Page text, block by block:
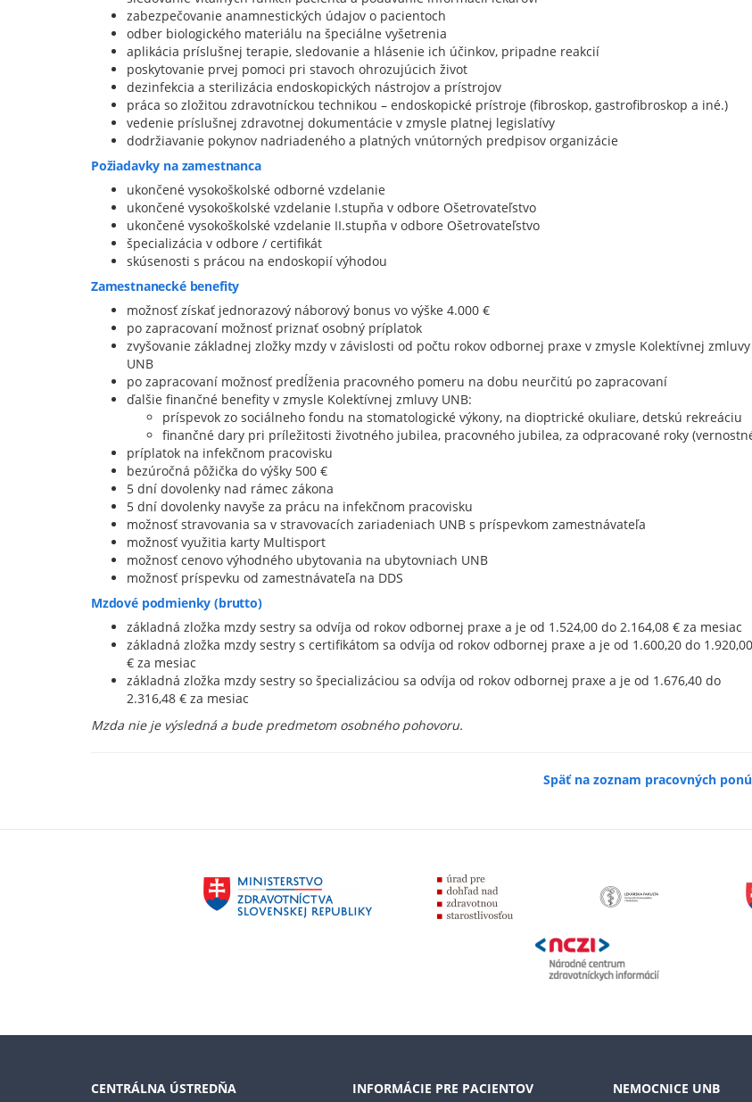
zabezpečovanie anamnestických údajov o pacientoch
odber biologického materiálu na špeciálne vyšetrenia
aplikácia príslušnej terapie, sledovanie a hlásenie ich účinkov, pripadne reakcií
poskytovanie prvej pomoci pri stavoch ohrozujúcich život
dezinfekcia a sterilizácia endoskopických nástrojov a prístrojov
práca so zložitou zdravotníckou technikou – endoskopické prístroje (fibroskop, gastrofibroskop a iné.)
vedenie príslušnej zdravotnej dokumentácie v zmysle platnej legislatívy
dodržiavanie pokynov nadriadeného a platných vnútorných predpisov organizácie
Požiadavky na zamestnanca
ukončené vysokoškolské odborné vzdelanie
ukončené vysokoškolské vzdelanie I.stupňa v odbore Ošetrovateľstvo
ukončené vysokoškolské vzdelanie II.stupňa v odbore Ošetrovateľstvo
špecializácia v odbore / certifikát
skúsenosti s prácou na endoskopií výhodou
Zamestnanecké benefity
možnosť získať jednorazový náborový bonus vo výške 4.000 €
po zapracovaní možnosť priznať osobný príplatok
zvyšovanie základnej zložky mzdy v závislosti od počtu rokov odbornej praxe v zmysle Kolektívnej zmluvy
UNB
po zapracovaní možnosť predĺženia pracovného pomeru na dobu neurčitú po zapracovaní
ďalšie finančné benefity v zmysle Kolektívnej zmluvy UNB:
príspevok zo sociálneho fondu na stomatologické výkony, na dioptrické okuliare, detskú rekreáciu
finančné dary pri príležitosti životného jubilea, pracovného jubilea, za odpracované roky
príplatok na infekčnom pracovisku
bezúročná pôžička do výšky 500 €
5 dní dovolenky nad rámec zákona
5 dní dovolenky navyše za prácu na infekčnom pracovisku
možnosť stravovania sa v stravovacích zariadeniach UNB s príspevkom zamestnávateľa
možnosť využitia karty Multisport
možnosť cenovo výhodného ubytovania na ubytovniach UNB
možnosť príspevku od zamestnávateľa na DDS
Mzdové podmienky (brutto)
základná zložka mzdy sestry sa odvíja od rokov odbornej praxe a je od 1.524,00 do 2.164,08 € za mesiac
základná zložka mzdy sestry s certifikátom sa odvíja od rokov odbornej praxe a je od 1.600,20 do 1.920,00
€ za mesiac
základná zložka mzdy sestry so špecializáciou sa odvíja od rokov odbornej praxe a je od 1.676,40 do
2.316,48 € za mesiac
Mzda nie je výsledná a bude predmetom osobného pohovoru.
Späť na zoznam pracovných
CENTRÁLNA ÚSTREDŇA INFORMÁCIE PRE PACIENTOV NEMOCNICE UNB